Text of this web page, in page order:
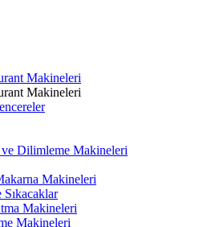
Makineleri
Makineleri
ve Dilimleme Makineleri
Makineleri
Makineleri
Makineleri